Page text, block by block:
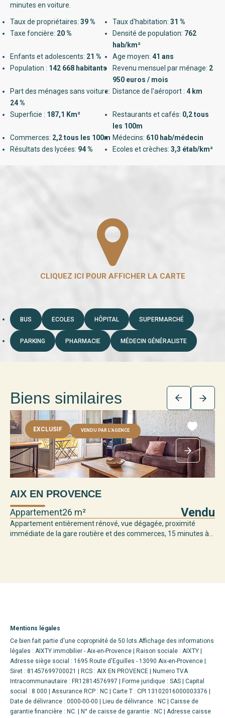
minutes en voiture.
Taux de propriétaires: 39 % Taux d'habitation: 31 %
Taxe foncière: 20 % Densité de population: 762
hab/km²
Enfants et adolescents: 21 % Age moyen: 41 ans
Population : 142 668 habitants Revenu mensuel par ménage: 2
950 euros / mois
Part des ménages sans voiture:
24 %
Distance de l'aéroport : 4 km
Superficie : 187,1 Km² Restaurants et cafés: 0,2 tous
les 100m
Commerces: 2,2 tous les 100m Médecins: 610 hab/médecin
Résultats des lycées: 94 % Ecoles et crèches: 3,3 étab/km²
BUS ECOLES HÔPITAL SUPERMARCHÉ
PARKING PHARMACIE MÉDECIN GÉNÉRALISTE
Biens similaires
EXCLUSIF VENDU PAR L'AGENCE
AIX EN PROVENCE
Appartement26 m² Vendu
Appartement entièrement rénové, vue dégagée, proximité
immédiate de la gare routière et des commerces, 15 minutes à...
Mentions légales
Ce bien fait partie d'une copropriété de 50 lots.Affichage des informations
légales : AIXTY immobilier - Aix-en-Provence | Raison sociale : AIXTY |
Adresse siège social : 1695 Route d'Eguilles - 13090 Aix-en-Provence |
Siret : 81457699700021 | RCS : AIX EN PROVENCE | Numero TVA
Intracommunautaire : FR12814576997 | Forme juridique : SAS | Capital
social : 8 000 | Assurance RCP : NC | Carte T : CPI 13102016000003376 |
Date de délivrance : 0000-00-00 | Lieu de délivrance : NC | Caisse de
garantie financière : NC. | N° de caisse de garantie : NC | Adresse caisse